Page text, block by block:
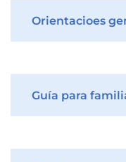
Orientacioes
Guía para